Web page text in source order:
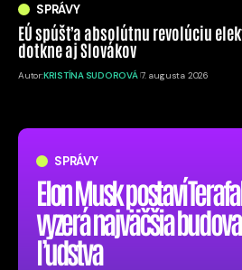
SPRÁVY
Elon Musk postaví
vyzerá najväčšia
ľudstva
SPRÁVY
EÚ spúšťa absolútnu revolúciu
dotkne aj Slovákov
Autor:KRISTÍNA SUDOROVÁ 7. augusta 2026